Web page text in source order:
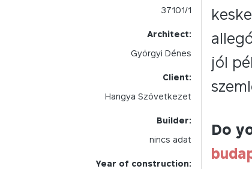
37101/1
Architect:
Györgyi Dénes
Client:
Hangya Szövetkezet
Builder:
nincs adat
Year of construction:
jól
Do